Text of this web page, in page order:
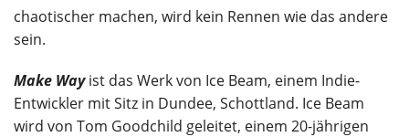
chaotischer machen, wird kein Rennen wie das andere
sein.
Make Wayist das Werk von Ice Beam, einem Indie-
Entwickler mit Sitz in Dundee, Schottland. Ice Beam
wird von Tom Goodchild geleitet, einem 20-jährigen